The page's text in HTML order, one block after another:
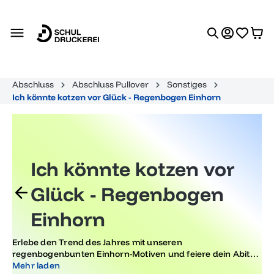
Abschluss Abschluss Pullover
Sonstiges
Ich könnte kotzen vor Glück - Regenbogen Einhorn
Ich könnte kotzen vor
Glück - Regenbogen
Einhorn
Erlebe den Trend des Jahres mit unseren
regenbogenbunten Einhorn-Motiven und feiere dein Abitur
mit Stil. Lasse Farben und Glück regnen, während du mit
Mehr laden